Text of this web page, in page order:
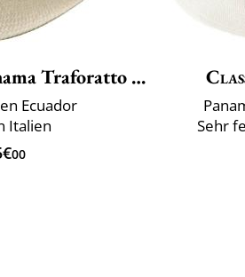
Traforatto Belt
Ecuador
Italien
00
Sehr